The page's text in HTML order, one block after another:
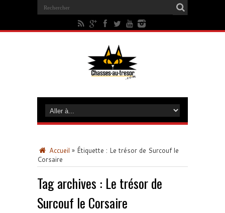
Accueil » Étiquette : Le trésor de Surcouf le
Corsaire
Tag archives : Le trésor de
Surcouf le Corsaire